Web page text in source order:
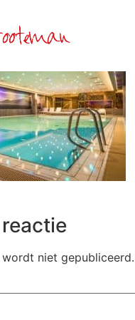
niet gepubliceerd.